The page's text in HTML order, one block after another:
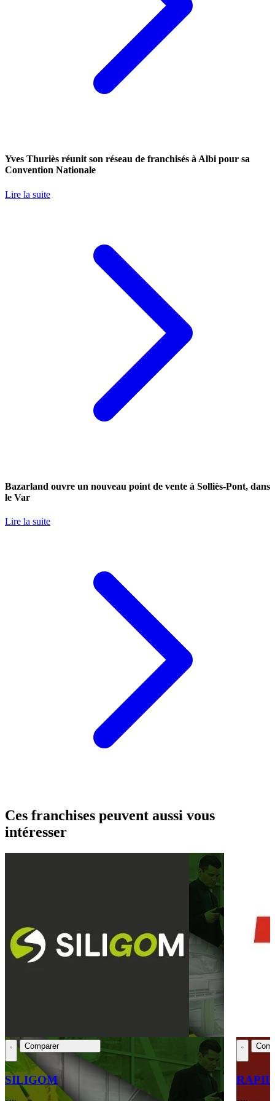
Yves Thuriès réunit son réseau de franchisés à Albi pour sa
Convention Nationale
Lire la suite
Bazarland ouvre un nouveau point de vente à Solliès-Pont, dans
le Var
Lire la suite
Ces franchises peuvent aussi vous
intéresser
Comparer
SILIGOM